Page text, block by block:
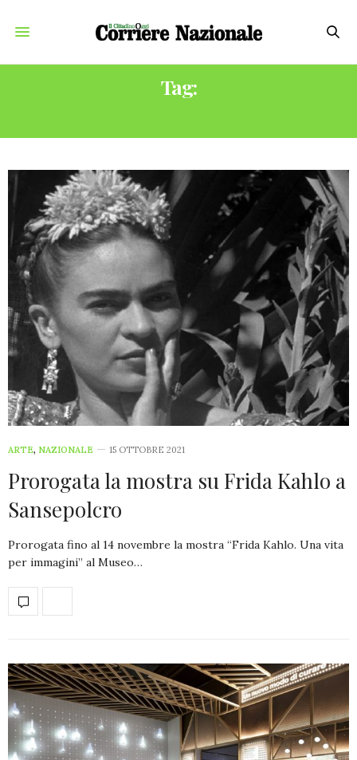
Tag:
ARTE, NAZIONALE 15 OTTOBRE 2021
Prorogata la mostra su Frida Kahlo a
Sansepolcro
Prorogata fino al 14 novembre la mostra “Frida Kahlo. Una vita
per immagini” al Museo…